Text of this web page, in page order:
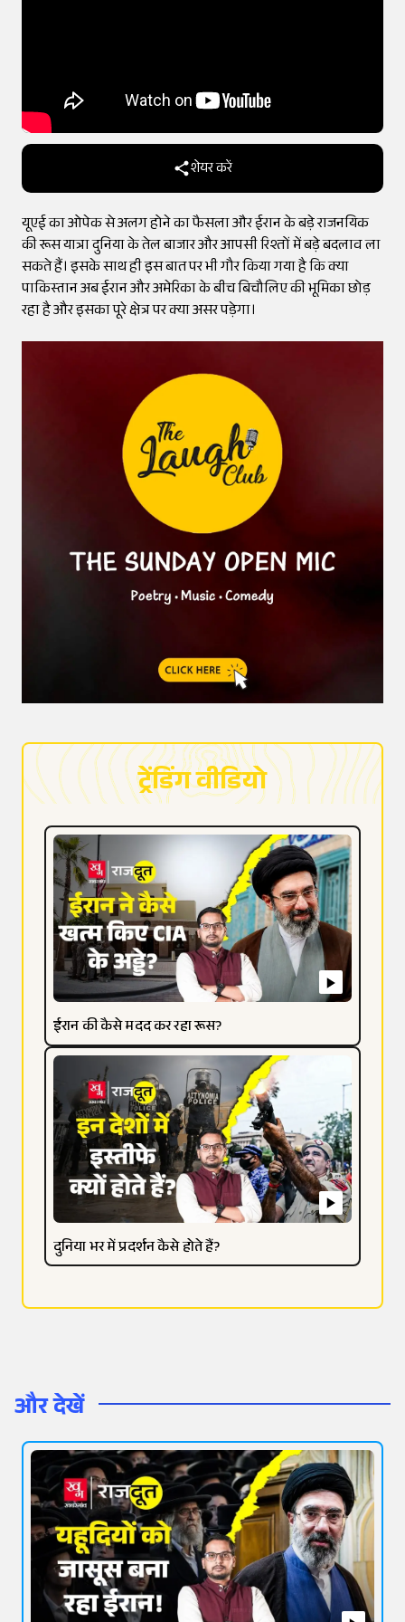
शेयर करें
यूएई का ओपेक से अलग होने का फैसला और ईरान के बड़े राजनयिक
की रूस यात्रा दुनिया के तेल बाजार और आपसी रिश्तों में बड़े बदलाव ला
सकते हैं। इसके साथ ही इस बात पर भी गौर किया गया है कि क्या
पाकिस्तान अब ईरान और अमेरिका के बीच बिचौलिए की भूमिका छोड़
रहा है और इसका पूरे क्षेत्र पर क्या असर पड़ेगा।
ट्रेंडिंग वीडियो
ईरान की कैसे मदद कर रहा रूस?
दुनिया भर में प्रदर्शन कैसे होते हैं?
और देखें